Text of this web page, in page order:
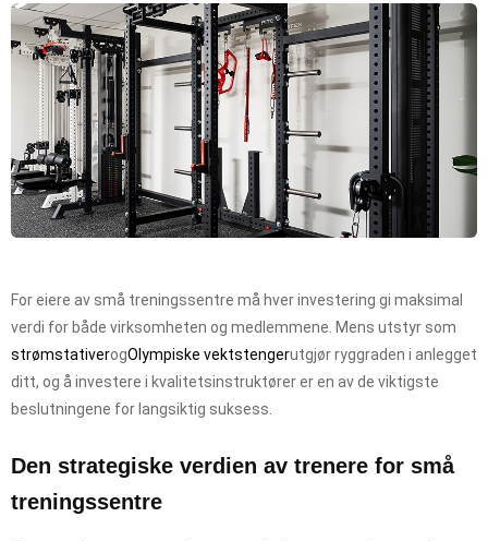
For eiere av små treningssentre må hver investering gi maksimal
verdi for både virksomheten og medlemmene. Mens utstyr som
strømstativerogOlympiske vektstengerutgjør ryggraden i anlegget
ditt, og å investere i kvalitetsinstruktører er en av de viktigste
beslutningene for langsiktig suksess.
Den strategiske verdien av trenere for små
treningssentre